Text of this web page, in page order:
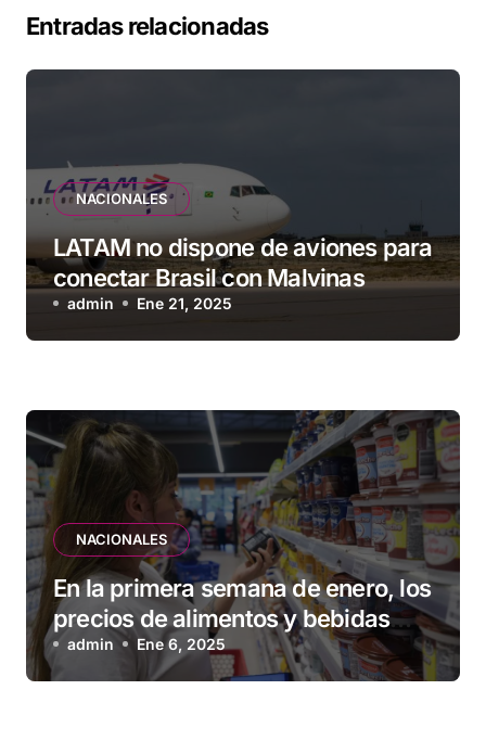
Entradas relacionadas
NACIONALES
LATAM no dispone de aviones para
conectar Brasil con Malvinas
admin Ene 21, 2025
NACIONALES
En la primera semana de enero, los
precios de alimentos y bebidas
subieron 1,2 %
admin Ene 6, 2025